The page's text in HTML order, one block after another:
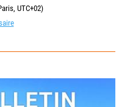
UTC+02)